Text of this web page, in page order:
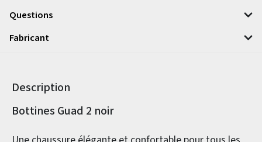
Questions
Fabricant
Description
Informations sur le produit
Bottines Guad 2 noir